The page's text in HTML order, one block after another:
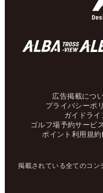
広告掲載につ
プライバシーポ
ガイドライ
ゴルフ場予約サービ
ポイント利用規約
掲載されている全てのコン